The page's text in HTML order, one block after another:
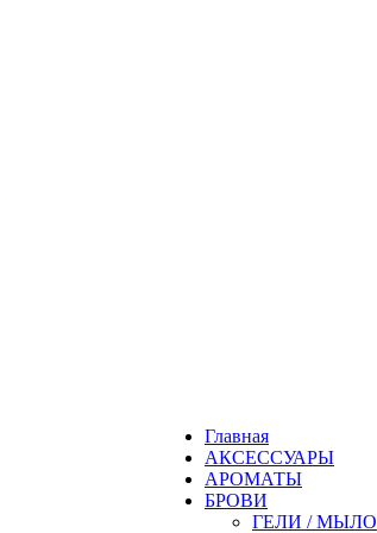
Главная
АКСЕССУАРЫ
АРОМАТЫ
БРОВИ
ГЕЛИ / МЫЛО